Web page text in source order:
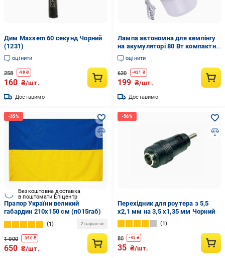
Дим Maxsem 60 секунд Чорний
(1231)
оцінити
258 -98 ₴
160 ₴/шт.
Доставимо
Лампа автономна для кемпінгу
на акумуляторі 80 Вт компактна
10х5 см Білий
оцінити
620 -421 ₴
199 ₴/шт.
Доставимо
Безкоштовна доставка
в поштомати Епіцентр
Прапор України великий
габардин 210х150 см (п015габ)
1 2 варіанти
1 000 -350₴
650 ₴/шт.
Перехідник для роутера з 5,5
х2,1 мм на 3,5 х1,35 мм Чорний
1
80 -45₴
35 ₴/шт.